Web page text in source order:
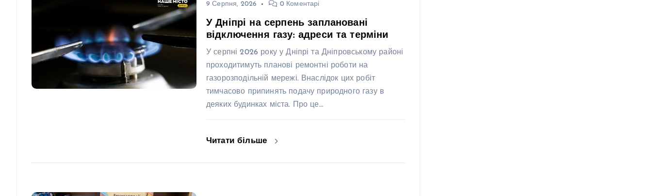
9 Серпня, 2026 0 Коментарі
У Дніпрі на серпень заплановані
відключення газу: адреси та терміни
У серпні 2026 року у Дніпрі та Дніпровському районі
проходитимуть планові ремонтні роботи на
газорозподільній мережі. Внаслідок цих робіт
тимчасово припинять подачу природного газу в
деяких будинках міста. Про це…
Читати більше